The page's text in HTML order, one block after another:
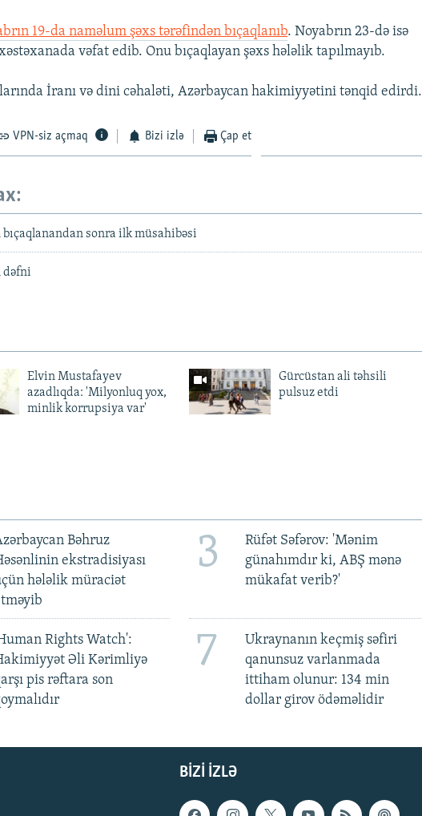
19-da naməlum şəxs tərəfindən bıçaqlanıb. Noyabrın 23-də isə
vəfat edib. Onu bıçaqlayan şəxs hələlik tapılmayıb.
İranı və dini cəhaləti, Azərbaycan hakimiyyətini tənqid edirdi.
VPN-siz açmaq Bizi izlə Çap et
bıçaqlanandan sonra ilk müsahibəsi
dəfni
Elvin Mustafayev
azadlıqda: 'Milyonluq yox,
minlik korrupsiya var'
Gürcüstan ali təhsili
pulsuz etdi
Bəhruz
ekstradisiyası
hələlik müraciət
3
Rüfət Səfərov: 'Mənim
günahımdır ki, ABŞ mənə
mükafat verib?'
Rights Watch':
Əli Kərimliyə
pis rəftara son
7
Ukraynanın keçmiş səfiri
qanunsuz varlanmada
ittiham olunur: 134 min
dollar girov ödəməlidir
BIZI IZLƏ